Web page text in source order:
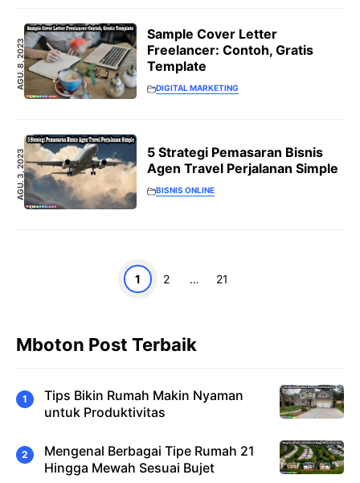
AGU. 8, 2023
Sample Cover Letter
Freelancer: Contoh, Gratis
Template
DIGITAL MARKETING
AGU. 3, 2023
5 Strategi Pemasaran Bisnis
Agen Travel Perjalanan Simple
BISNIS ONLINE
Halaman
1 Halaman
2 … Halaman
21
Mboton Post Terbaik
Tips Bikin Rumah Makin Nyaman
untuk Produktivitas
Mengenal Berbagai Tipe Rumah 21
Hingga Mewah Sesuai Bujet